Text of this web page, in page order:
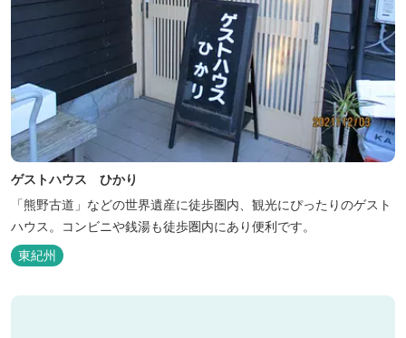
ゲストハウス ひかり
「熊野古道」などの世界遺産に徒歩圏内、観光にぴったりのゲスト
ハウス。コンビニや銭湯も徒歩圏内にあり便利です。
東紀州